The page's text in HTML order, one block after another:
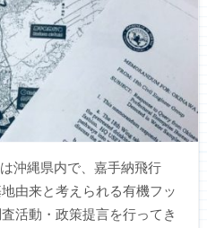
沖縄県内で、嘉手納飛行
由来と考えられる有機フッ
活動・政策提言を行ってき